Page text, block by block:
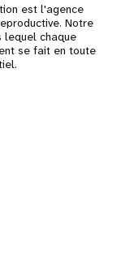
est l'agence
Notre
lequel chaque
se fait en toute